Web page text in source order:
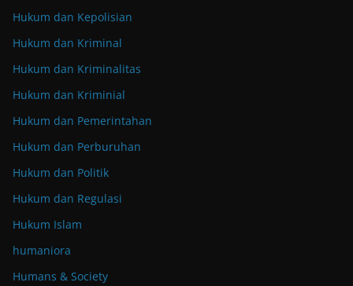
Hukum dan Kepolisian
Hukum dan Kriminal
Hukum dan Kriminalitas
Hukum dan Kriminial
Hukum dan Pemerintahan
Hukum dan Perburuhan
Hukum dan Politik
Hukum dan Regulasi
Hukum Islam
humaniora
Humans & Society